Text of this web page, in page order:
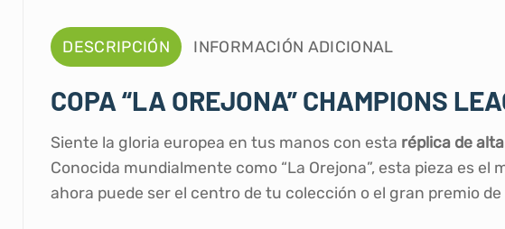
DESCRIPCIÓN INFORMACIÓN ADICIONAL
COPA “LA OREJONA” CHAMPIONS
Siente la gloria europea en tus manos con esta réplica de
Conocida mundialmente como “La Orejona”, esta pieza es
ahora puede ser el centro de tu colección o el gran premio